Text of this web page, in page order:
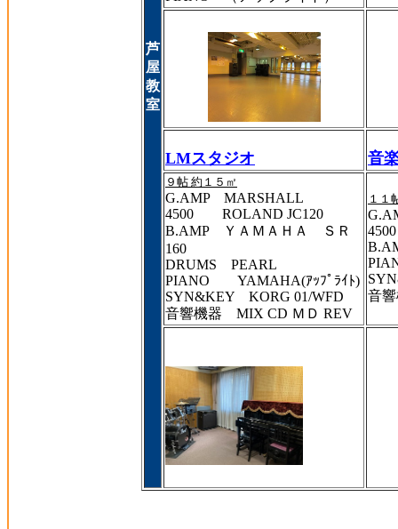
芦
屋
教
室
LMスタジオ 音
９帖 約１５㎡
G.AMP MARSHALL
4500 ROLAND JC120
B.AMP ＹＡＭＡＨＡ ＳＲ
160
DRUMS PEARL
PIANO YAMAHA(ｱｯﾌﾟﾗｲﾄ)
SYN&KEY KORG 01/WFD
音響機器 MIX CD ＭＤ REV
１１
音